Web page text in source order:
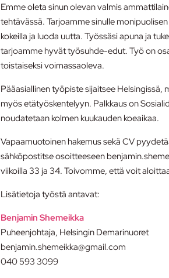
Emme oleta sinun olevan valmis
tehtävässä. Tarjoamme sinulle
kokeilla ja luoda uutta. Työssäsi apuna ja
tarjoamme hyvät työsuhde-edut. Työ on
toistaiseksi voimassaoleva.
Pääasiallinen työpiste sijaitsee
myös etätyöskentelyyn. Palkkaus on
noudatetaan kolmen kuukauden koeaikaa.
Vapaamuotoinen hakemus sekä CV
sähköpostitse osoitteeseen
viikoilla 33 ja 34. Toivomme, että voit
Lisätietoja työstä antavat:
Benjamin Shemeikka
Puheenjohtaja, Helsingin Demarinuoret
benjamin.shemeikka@gmail.com
040 593 3099